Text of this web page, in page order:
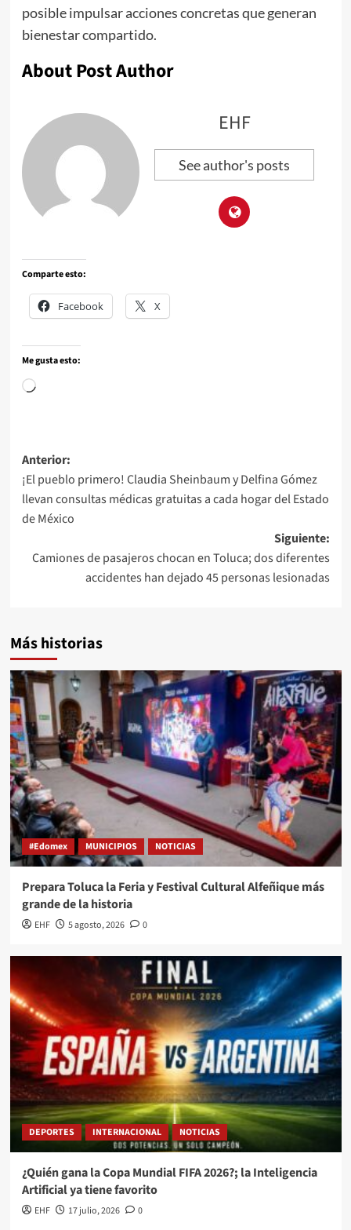
posible impulsar acciones concretas que generan
bienestar compartido.
About Post Author
EHF
See author's posts
Comparte esto:
Facebook X
Me gusta esto:
Anterior:
¡El pueblo primero! Claudia Sheinbaum y Delfina Gómez
llevan consultas médicas gratuitas a cada hogar del Estado
de México
Siguiente:
Camiones de pasajeros chocan en Toluca; dos diferentes
accidentes han dejado 45 personas lesionadas
Más historias
#Edomex MUNICIPIOS NOTICIAS
Prepara Toluca la Feria y Festival Cultural Alfeñique más
grande de la historia
EHF 5 agosto, 2026 0
DEPORTES INTERNACIONAL NOTICIAS
¿Quién gana la Copa Mundial FIFA 2026?; la Inteligencia
Artificial ya tiene favorito
EHF 17 julio, 2026 0